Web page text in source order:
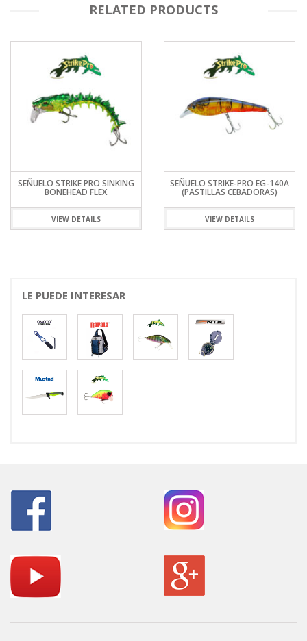
RELATED PRODUCTS
SEÑUELO STRIKE PRO SINKING
BONEHEAD FLEX
VIEW DETAILS
SEÑUELO STRIKE-PRO EG-140A
(PASTILLAS CEBADORAS)
VIEW DETAILS
LE PUEDE INTERESAR